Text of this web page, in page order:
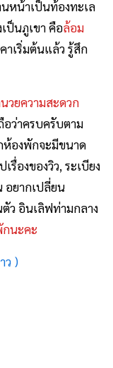
หน้าเป็นท้องทะเล
ป็นภูเขา คือล้อม
าเริ่มต้นแล้ว รู้สึก
วยความสะดวก
อว่าครบครับตาม
ห้องพักจะมีขนาด
รื่องของวิว, ระเบียง
อยากเปลี่ยน
ว อินเลิฟท่ามกลาง
นะคะ
ว )